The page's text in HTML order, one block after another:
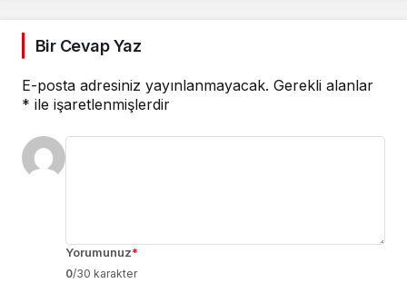
Bir Cevap Yaz
E-posta adresiniz yayınlanmayacak. Gerekli alanlar
* ile işaretlenmişlerdir
Yorumunuz*
0/30 karakter